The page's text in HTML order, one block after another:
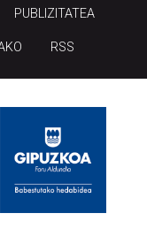
PUBLIZITATEA
RSS